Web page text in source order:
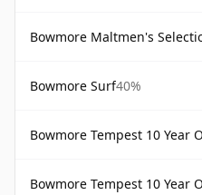
Bowmore Maltmen's
Bowmore Surf40%
Bowmore Tempest 10 Year
Bowmore Tempest 10 Year